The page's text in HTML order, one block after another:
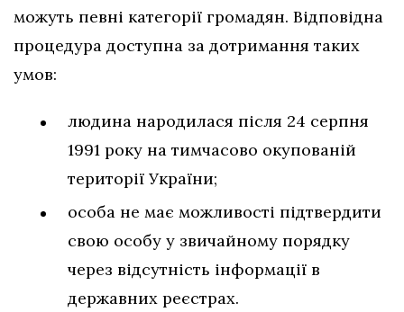
можуть певні категорії громадян. Відповідна
процедура доступна за дотримання таких
умов:
людина народилася після 24 серпня
1991 року на тимчасово окупованій
території України;
особа не має можливості підтвердити
свою особу у звичайному порядку
через відсутність інформації в
державних реєстрах.